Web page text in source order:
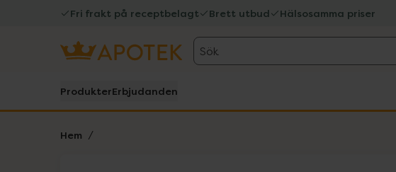
Fri frakt på receptbelagt Brett utbud Hälsosamma priser
Sök
ProdukterErbjudanden
Hem